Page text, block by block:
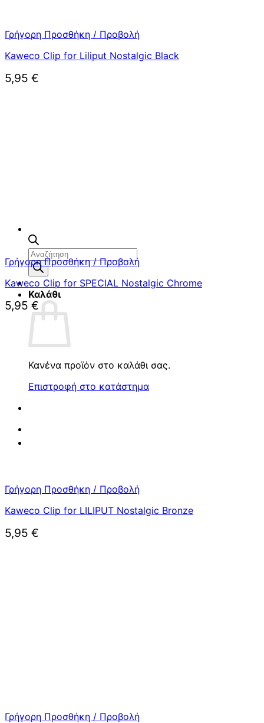
Αναζήτηση
προϊόντων
Καλάθι
Κανένα προϊόν στο καλάθι σας.
Επιστροφή στο κατάστημα
Γρήγορη Προσθήκη / Προβολή
Kaweco Clip for Liliput Nostalgic Black
5,95 €
Γρήγορη Προσθήκη / Προβολή
Kaweco Clip for SPECIAL Nostalgic Chrome
5,95 €
Γρήγορη Προσθήκη / Προβολή
Kaweco Clip for LILIPUT Nostalgic Bronze
5,95 €
Γρήγορη Προσθήκη / Προβολή